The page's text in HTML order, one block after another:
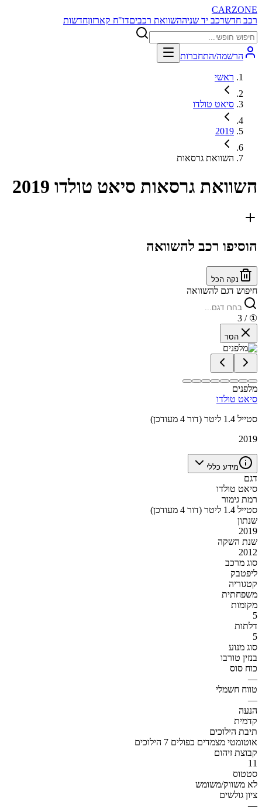
CARZONE
רכב חדשרכב יד שניההשוואת רכביםדו"ח קארזוןחדשות
הרשמה/התחברות
ראשי
סיאט טולדו
2019
השוואת גרסאות
השוואת גרסאות סיאט טולדו 2019
הוסיפו רכב להשוואה
נקה הכל
חיפוש דגם להשוואה
①
/ 3
הסר
מלפנים
סיאט טולדו
סטייל 1.4 ליטר (דור 4 מעודכן)
2019
מידע כללי
דגם
סיאט טולדו
רמת גימור
סטייל 1.4 ליטר (דור 4 מעודכן)
שנתון
2019
שנת השקה
2012
סוג מרכב
ליפטבק
קטגוריה
משפחתית
מקומות
5
דלתות
5
סוג מנוע
בנזין טורבו
כוח סוס
—
טווח חשמלי
—
הנעה
קדמית
תיבת הילוכים
אוטומטי מצמדים כפולים 7 הילוכים
קבוצת זיהום
11
סטטוס
לא משווק/משומש
ציון גולשים
—